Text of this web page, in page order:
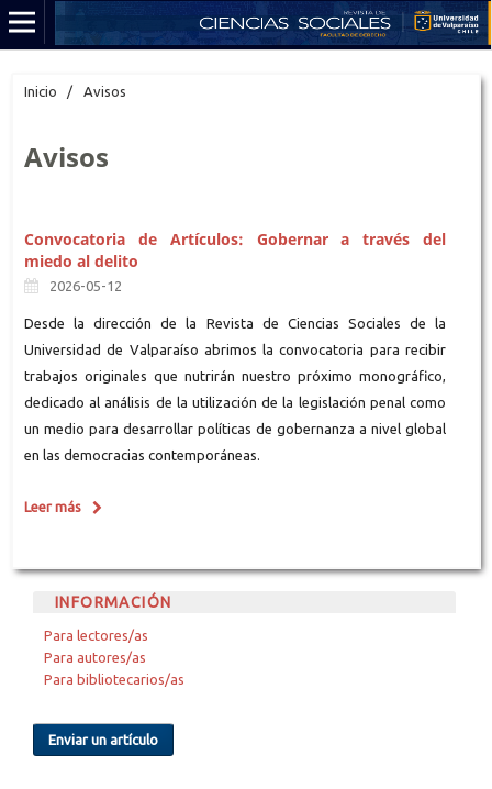
Inicio / Avisos
Avisos
Convocatoria de Artículos: Gobernar a través del
miedo al delito
2026-05-12
Desde la dirección de la Revista de Ciencias Sociales de la
Universidad de Valparaíso abrimos la convocatoria para recibir
trabajos originales que nutrirán nuestro próximo monográfico,
dedicado al análisis de la utilización de la legislación penal como
un medio para desarrollar políticas de gobernanza a nivel global
en las democracias contemporáneas.
Leer más
INFORMACIÓN
Para lectores/as
Para autores/as
Para bibliotecarios/as
Enviar un artículo